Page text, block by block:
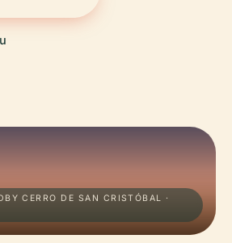
CERRO DE SAN CRISTÓBAL ·